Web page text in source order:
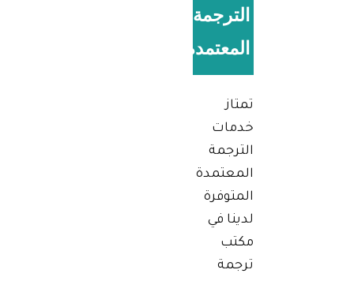
الترجمة
المعتمدة
تمتاز
خدمات
الترجمة
المعتمدة
المتوفرة
لدينا في
مكتب
ترجمة